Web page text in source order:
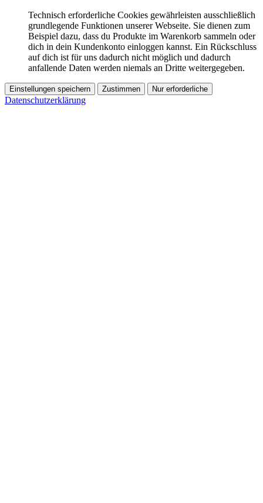
Technisch erforderliche Cookies gewährleisten ausschließlich
grundlegende Funktionen unserer Webseite. Sie dienen zum
Beispiel dazu, dass du Produkte im Warenkorb sammeln oder
dich in dein Kundenkonto einloggen kannst. Ein Rückschluss
auf dich ist für uns dadurch nicht möglich und dadurch
anfallende Daten werden niemals an Dritte weitergegeben.
Einstellungen speichern Zustimmen Nur erforderliche
Datenschutzerklärung